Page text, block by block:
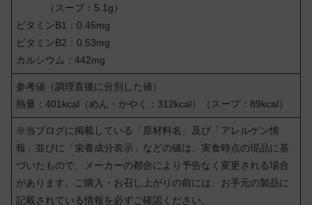
（スープ：5.1g）
ビタミンB1：0.45mg
ビタミンB2：0.53mg
カルシウム：442mg
参考値（調理直後に分別した値）
熱量：401kcal（めん・かやく：312kcal）（スープ：89kcal）
※当ブログに掲載している「原材料名」及び「アレルゲン情
報」並びに「栄養成分表示」などの値は、実食時点の現品に基
づいたもので、メーカーの都合により予告なく変更される場合
があります。ご購入・お召し上がりの前には、お手元の製品に
記載されている情報を必ずご確認ください。